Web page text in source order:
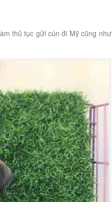
thủ tục gửi cún đi Mỹ cũng như